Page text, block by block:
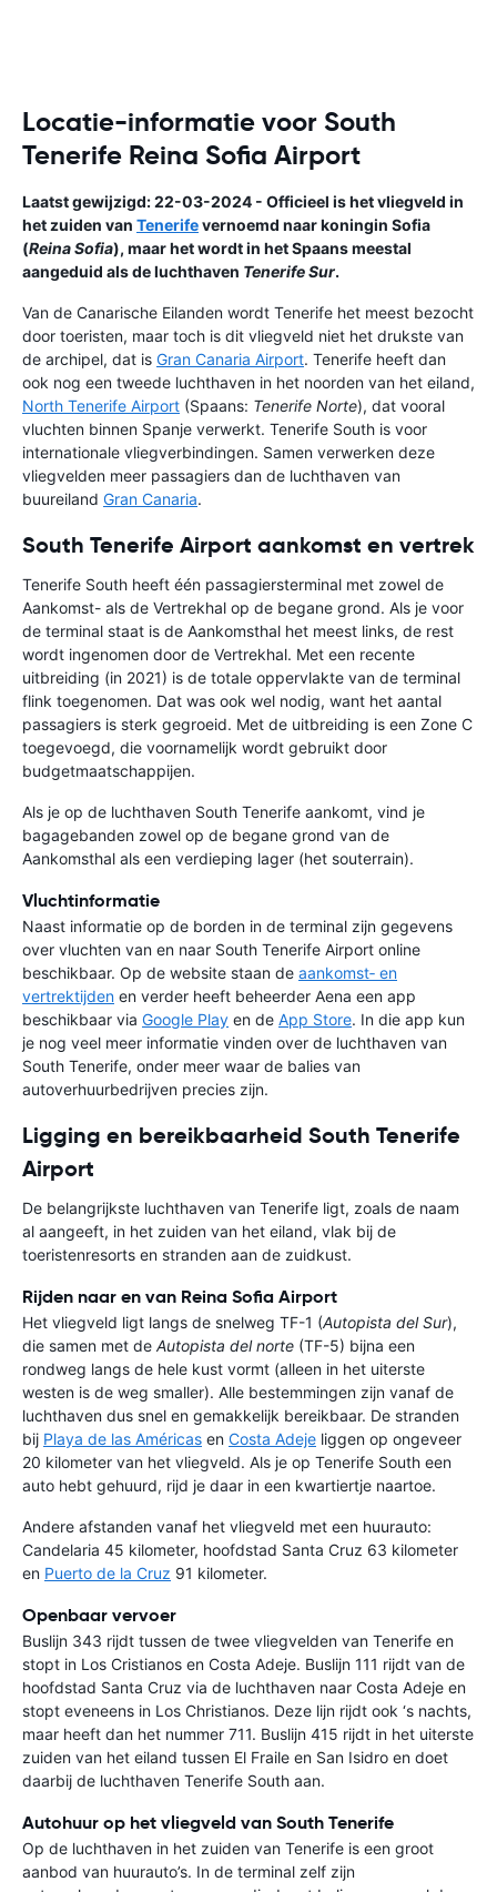
Locatie-informatie voor South
Tenerife Reina Sofia Airport
Laatst gewijzigd: 22-03-2024 - Officieel is het vliegveld in
het zuiden van Tenerifevernoemd naar koningin Sofia
(Reina Sofia), maar het wordt in het Spaans meestal
aangeduid als de luchthaven Tenerife Sur.
Van de Canarische Eilanden wordt Tenerife het meest bezocht
door toeristen, maar toch is dit vliegveld niet het drukste van
de archipel, dat is Gran Canaria Airport. Tenerife heeft dan
ook nog een tweede luchthaven in het noorden van het eiland,
North Tenerife Airport (Spaans: Tenerife Norte), dat vooral
vluchten binnen Spanje verwerkt. Tenerife South is voor
internationale vliegverbindingen. Samen verwerken deze
vliegvelden meer passagiers dan de luchthaven van
buureiland Gran Canaria.
South Tenerife Airport aankomst en vertrek
Tenerife South heeft één passagiersterminal met zowel de
Aankomst- als de Vertrekhal op de begane grond. Als je voor
de terminal staat is de Aankomsthal het meest links, de rest
wordt ingenomen door de Vertrekhal. Met een recente
uitbreiding (in 2021) is de totale oppervlakte van de terminal
flink toegenomen. Dat was ook wel nodig, want het aantal
passagiers is sterk gegroeid. Met de uitbreiding is een Zone C
toegevoegd, die voornamelijk wordt gebruikt door
budgetmaatschappijen.
Als je op de luchthaven South Tenerife aankomt, vind je
bagagebanden zowel op de begane grond van de
Aankomsthal als een verdieping lager (het souterrain).
Vluchtinformatie
Naast informatie op de borden in de terminal zijn gegevens
over vluchten van en naar South Tenerife Airport online
beschikbaar. Op de website staan de aankomst‑ en
vertrektijden en verder heeft beheerder Aena een app
beschikbaar via Google Play en de App Store. In die app kun
je nog veel meer informatie vinden over de luchthaven van
South Tenerife, onder meer waar de balies van
autoverhuurbedrijven precies zijn.
Ligging en bereikbaarheid South Tenerife
Airport
De belangrijkste luchthaven van Tenerife ligt, zoals de naam
al aangeeft, in het zuiden van het eiland, vlak bij de
toeristenresorts en stranden aan de zuidkust.
Rijden naar en van Reina Sofia Airport
Het vliegveld ligt langs de snelweg TF-1 (Autopista del Sur),
die samen met de Autopista del norte (TF-5) bijna een
rondweg langs de hele kust vormt (alleen in het uiterste
westen is de weg smaller). Alle bestemmingen zijn vanaf de
luchthaven dus snel en gemakkelijk bereikbaar. De stranden
bij Playa de las Américas en Costa Adeje liggen op ongeveer
20 kilometer van het vliegveld. Als je op Tenerife South een
auto hebt gehuurd, rijd je daar in een kwartiertje naartoe.
Andere afstanden vanaf het vliegveld met een huurauto:
Candelaria 45 kilometer, hoofdstad Santa Cruz 63 kilometer
en Puerto de la Cruz 91 kilometer.
Openbaar vervoer
Buslijn 343 rijdt tussen de twee vliegvelden van Tenerife en
stopt in Los Cristianos en Costa Adeje. Buslijn 111 rijdt van de
hoofdstad Santa Cruz via de luchthaven naar Costa Adeje en
stopt eveneens in Los Christianos. Deze lijn rijdt ook ‘s nachts,
maar heeft dan het nummer 711. Buslijn 415 rijdt in het uiterste
zuiden van het eiland tussen El Fraile en San Isidro en doet
daarbij de luchthaven Tenerife South aan.
Autohuur op het vliegveld van South Tenerife
Op de luchthaven in het zuiden van Tenerife is een groot
aanbod van huurauto’s. In de terminal zelf zijn